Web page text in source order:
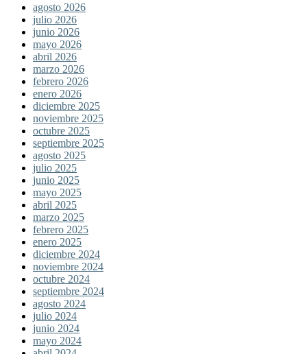
agosto 2026
julio 2026
junio 2026
mayo 2026
abril 2026
marzo 2026
febrero 2026
enero 2026
diciembre 2025
noviembre 2025
octubre 2025
septiembre 2025
agosto 2025
julio 2025
junio 2025
mayo 2025
abril 2025
marzo 2025
febrero 2025
enero 2025
diciembre 2024
noviembre 2024
octubre 2024
septiembre 2024
agosto 2024
julio 2024
junio 2024
mayo 2024